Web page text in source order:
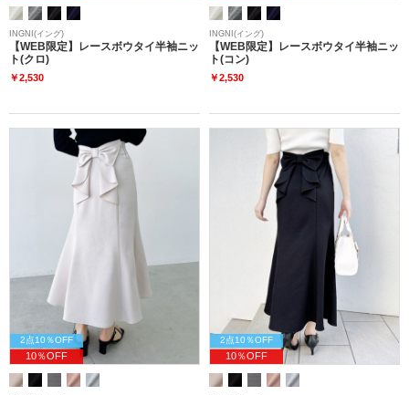
INGNI(イング)
【WEB限定】レースボウタイ半袖ニッ
ト(クロ)
￥2,530
INGNI(イング)
【WEB限定】レースボウタイ半袖ニッ
ト(コン)
￥2,530
2点10％OFF
10％OFF
2点10％OFF
10％OFF